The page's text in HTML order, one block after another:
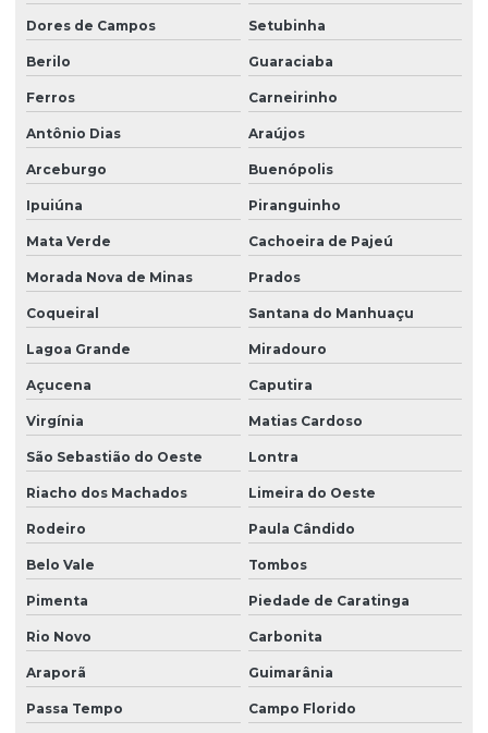
Dores de Campos Setubinha
Berilo Guaraciaba
Ferros Carneirinho
Antônio Dias Araújos
Arceburgo Buenópolis
Ipuiúna Piranguinho
Mata Verde Cachoeira de Pajeú
Morada Nova de Minas Prados
Coqueiral Santana do Manhuaçu
Lagoa Grande Miradouro
Açucena Caputira
Virgínia Matias Cardoso
São Sebastião do Oeste Lontra
Riacho dos Machados Limeira do Oeste
Rodeiro Paula Cândido
Belo Vale Tombos
Pimenta Piedade de Caratinga
Rio Novo Carbonita
Araporã Guimarânia
Passa Tempo Campo Florido